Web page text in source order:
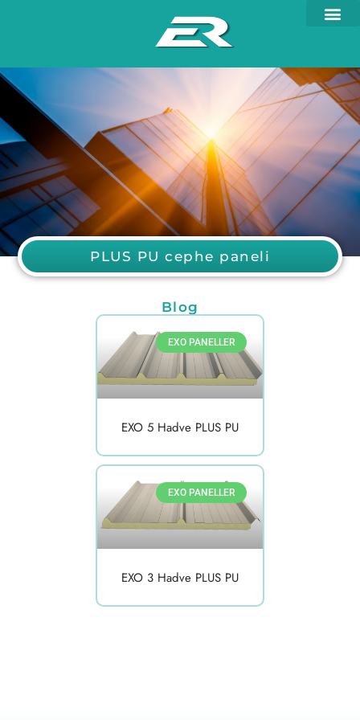
PLUS PU cephe paneli
Blog
EXO PANELLER
EXO 5 Hadve PLUS PU
EXO PANELLER
EXO 3 Hadve PLUS PU